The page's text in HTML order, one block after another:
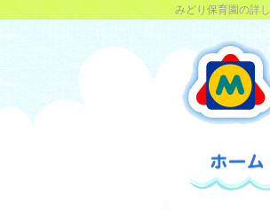
みどり保育園の詳